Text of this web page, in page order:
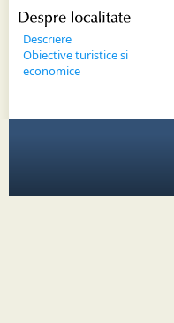
Despre localitate
Descriere
Obiective turistice si
economice